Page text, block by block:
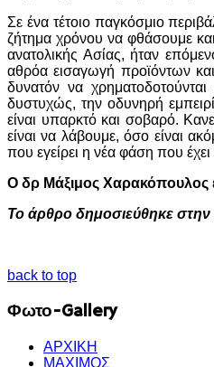
Σε ένα τέτοιο παγκόσμιο
ζήτημα χρόνου να φθάσουμε
ανατολικής Ασίας, ήταν
αθρόα εισαγωγή προϊόντων
δυνατόν να
δυστυχώς, την οδυνηρή
είναι υπαρκτό και σοβαρό.
είναι να λάβουμε, όσο είναι
που εγείρει η νέα φάση που
Ο δρ Μάξιμος Χαρακόπουλος
Το άρθρο δημοσιεύθηκε στην
back to top
Φωτο-Gallery
ΑΡΧΙΚΗ
ΜΑΧΙΜΟΣ